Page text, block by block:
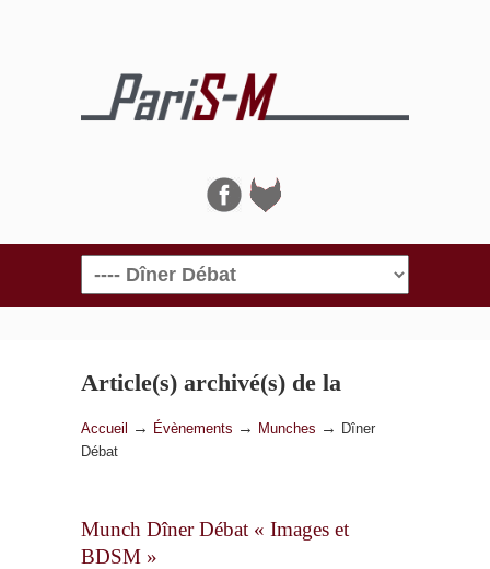
Navigation
Article(s) archivé(s) de la
catégorieDîner Débat
Accueil → Évènements → Munches →
Dîner
Débat
Munch Dîner Débat « Images et
BDSM »